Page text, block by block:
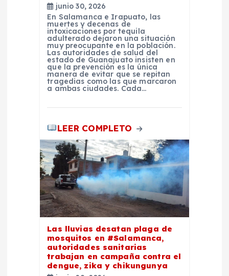
junio 30, 2026
En Salamanca e Irapuato, las
muertes y decenas de
intoxicaciones por tequila
adulterado dejaron una situación
muy preocupante en la población.
Las autoridades de salud del
estado de Guanajuato insisten en
que la prevención es la única
manera de evitar que se repitan
tragedias como las que marcaron
a ambas ciudades. Cada…
LEER COMPLETO
Las lluvias desatan plaga de
mosquitos en #Salamanca,
autoridades sanitarias
trabajan en campaña contra el
dengue, zika y chikungunya